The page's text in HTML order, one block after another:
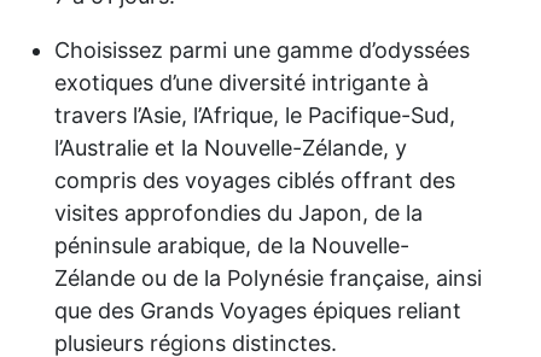
Choisissez parmi une gamme d’odyssées
exotiques d’une diversité intrigante à
travers l’Asie, l’Afrique, le Pacifique-Sud,
l’Australie et la Nouvelle-Zélande, y
compris des voyages ciblés offrant des
visites approfondies du Japon, de la
péninsule arabique, de la Nouvelle-
Zélande ou de la Polynésie française, ainsi
que des Grands Voyages épiques reliant
plusieurs régions distinctes.